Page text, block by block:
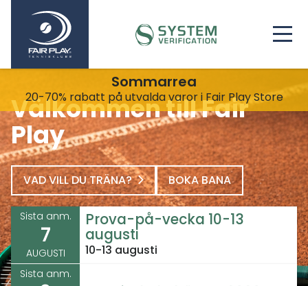
Sommarrea
20-70% rabatt på utvalda varor i Fair Play Store
Välkommen till Fair
Play
VAD VILL DU TRÄNA? BOKA BANA
Sista anm.
7
AUGUSTI
Prova-på-vecka 10-13
augusti
10-13 augusti
Sista anm.